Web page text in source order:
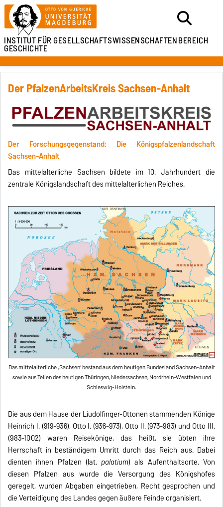
INSTITUT FÜRGESELLSCHAFTSWISSENSCHAFTENBEREICH
GESCHICHTE
Der PfalzenArbeitsKreis Sachsen-Anhalt
Der Forschungsgegenstand: Die Königspfalzenlandschaft
Sachsen-Anhalt
Das mittelalterliche Sachsen bildete im 10. Jahrhundert die
zentrale Königslandschaft des mittelalterlichen Reiches.
Das mittelalterliche ‚Sachsen‘ bestand aus dem heutigen Bundesland Sachsen-Anhalt
sowie aus Teilen des heutigen Thüringen, Niedersachsen, Nordrhein-Westfalen und
Schleswig-Holstein.
Die aus dem Hause der Liudolfinger-Ottonen stammenden Könige
Heinrich I. (919-936), Otto I. (936-973), Otto II. (973-983) und Otto III.
(983-1002) waren Reisekönige, das heißt, sie übten ihre
Herrschaft in beständigem Umritt durch das Reich aus. Dabei
dienten ihnen Pfalzen (lat.palatium) als Aufenthaltsorte. Von
diesen Pfalzen aus wurde die Versorgung des Königshofes
geregelt, wurden Abgaben eingetrieben, Recht gesprochen und
die Verteidigung des Landes gegen äußere Feinde organisiert.